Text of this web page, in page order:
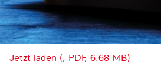
Jetzt laden (, PDF, 6.68 MB)